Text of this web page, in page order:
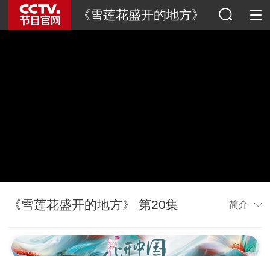
《雪莲花盛开的地方》
《雪莲花盛开的地方》 第20集 简介